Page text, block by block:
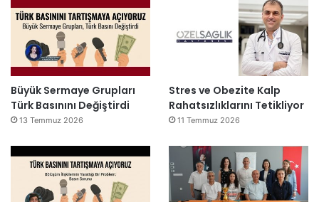
Büyük Sermaye Grupları
Türk Basınını Değiştirdi
13 Temmuz 2026
Stres ve Obezite Kalp
Rahatsızlıklarını Tetikliyor
11 Temmuz 2026